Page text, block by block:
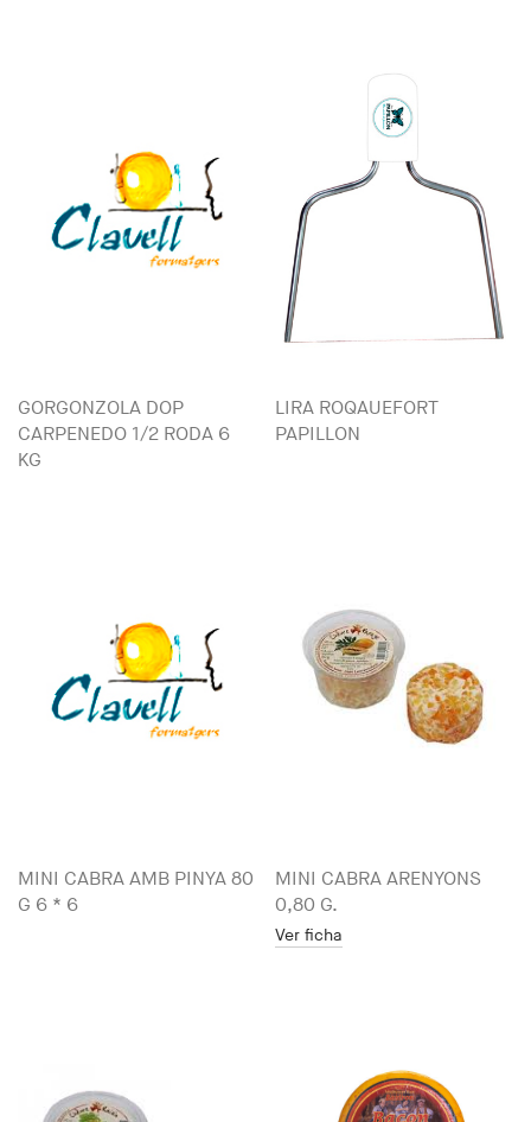
GORGONZOLA DOP
CARPENEDO 1/2 RODA 6
KG
LIRA ROQAUEFORT
PAPILLON
MINI CABRA AMB PINYA 80
G 6 * 6
MINI CABRA ARENYONS
0,80 G.
Ver ficha